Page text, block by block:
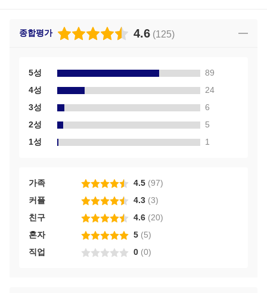
종합평가 4.6 (125)
5성
89
4성
24
3성
6
2성
5
1성
1
가족 4.5 (97)
커플
4.3 (3)
친구
4.6 (20)
혼자
5 (5)
직업
0 (0)